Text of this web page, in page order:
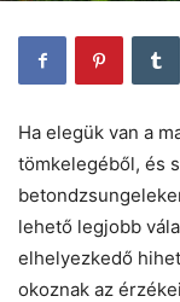
Ha elegük van a
tömkelegéből, és
lehető legjobb
elhelyezkedő
okoznak az